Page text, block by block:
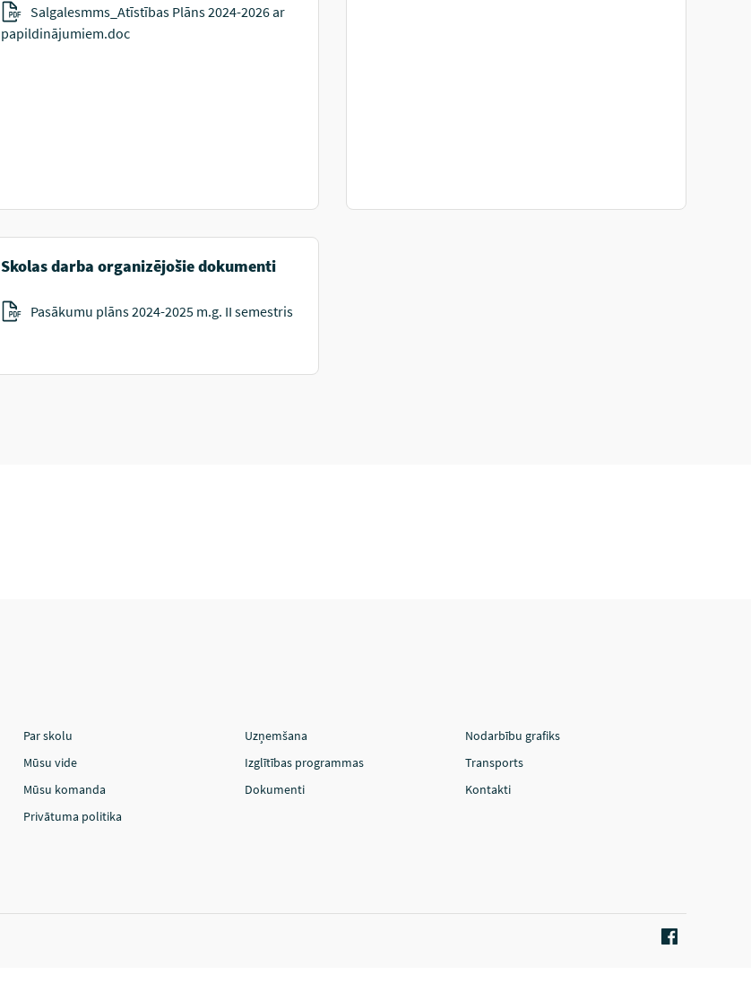
Salgalesmms_Atīstības Plāns 2024-2026 ar
papildinājumiem.doc
Skolas darba organizējošie dokumenti
Pasākumu plāns 2024-2025 m.g. II semestris
Par skolu Uzņemšana
Nodarbību grafiks
Mūsu vide
Izglītības programmas
Transports
Mūsu komanda
Dokumenti
Kontakti
Privātuma politika